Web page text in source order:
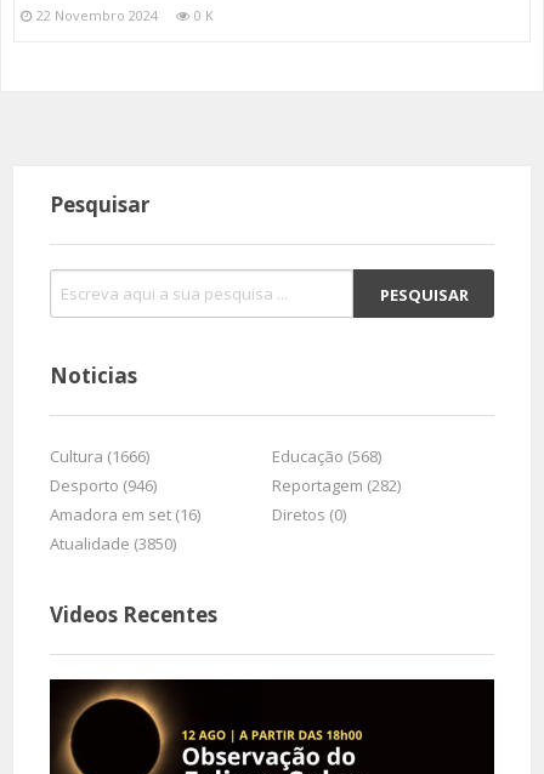
22 Novembro 2024 0 K
Pesquisar
Noticias
Cultura (1666)
Educação (568)
Desporto (946)
Reportagem (282)
Amadora em set (16)
Diretos (0)
Atualidade (3850)
Videos Recentes